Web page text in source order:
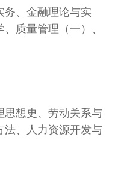
、金融理论与实
质量管理（一）、
想史、劳动关系与
、人力资源开发与